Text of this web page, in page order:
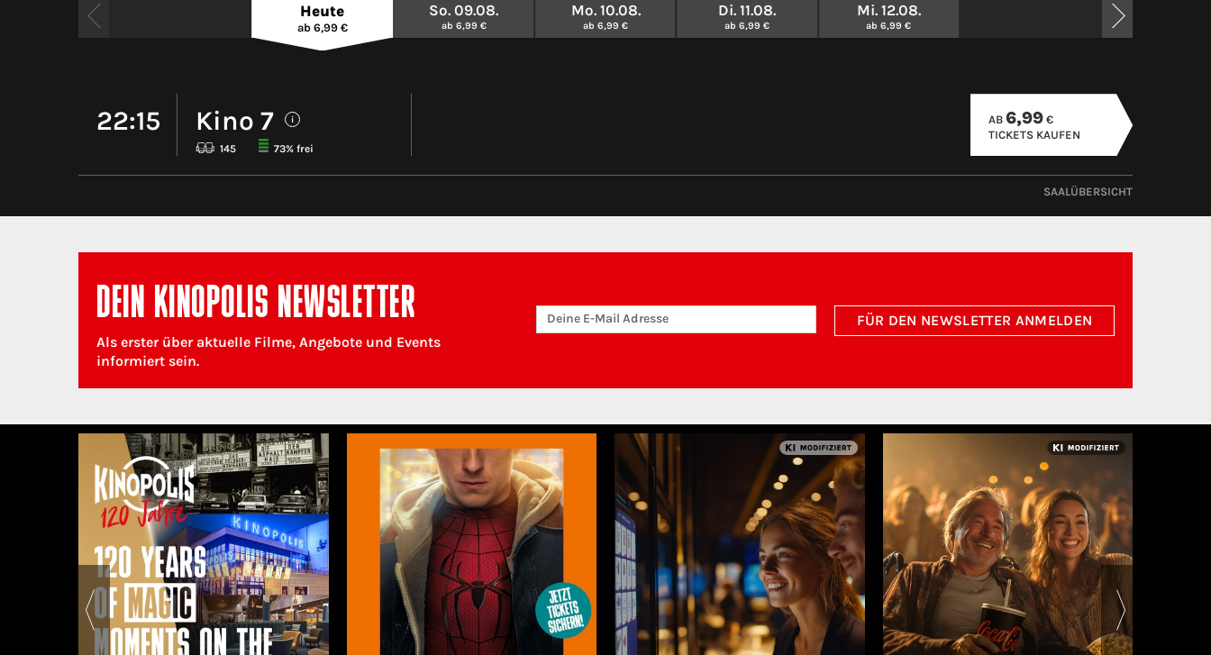
Heute
ab 6,99 €
So. 09.08.
ab 6,99 €
Mo. 10.08.
ab 6,99 €
Di. 11.08.
ab 6,99 €
Mi. 12.08.
ab 6,99 €
22:15 Kino 7 i
145 73% frei
AB 6,99 €
TICKETS KAUFEN
SAALÜBERSICHT
DEIN KINOPOLIS NEWSLETTER
Als erster über aktuelle Filme, Angebote und Events
informiert sein.
FÜR DEN NEWSLETTER ANMELDEN